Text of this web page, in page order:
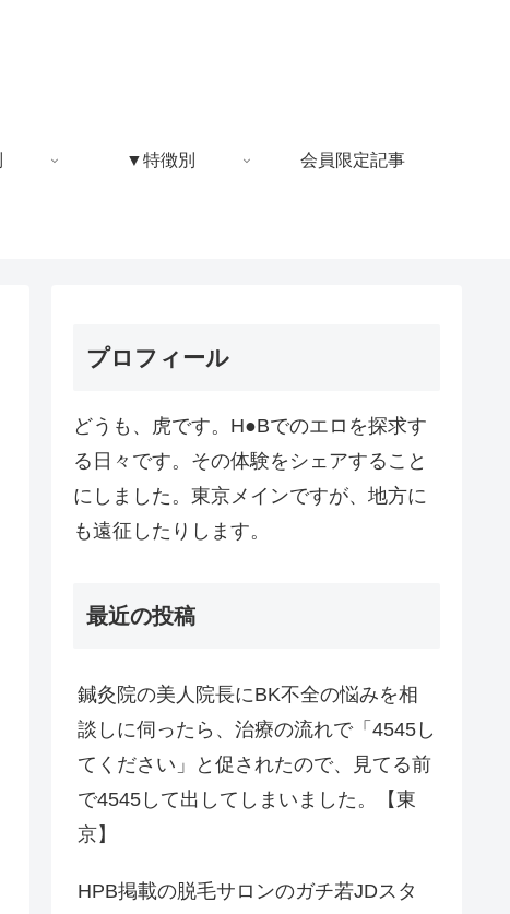
▼特徴別 会員限定記事
プロフィール
どうも、虎です。H●Bでのエロを探求す
る日々です。その体験をシェアすること
にしました。東京メインですが、地方に
も遠征したりします。
最近の投稿
鍼灸院の美人院長にBK不全の悩みを相
談しに伺ったら、治療の流れで「4545し
てください」と促されたので、見てる前
で4545して出してしまいました。【東
京】
HPB掲載の脱毛サロンのガチ若JDスタ